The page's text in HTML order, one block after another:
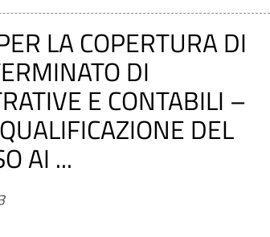
LA COPERTURA DI
DI
E CONTABILI –
DEL
AI ...